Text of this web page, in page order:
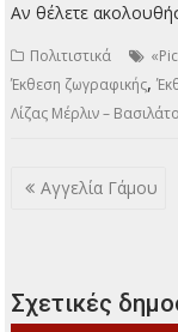
Αν θέλετε
Πολιτιστικά
Έκθεση ζωγραφικής,
Λίζας Μέρλιν –
Πλοήγηση
Αγγελία Γάμου
Σχετικές